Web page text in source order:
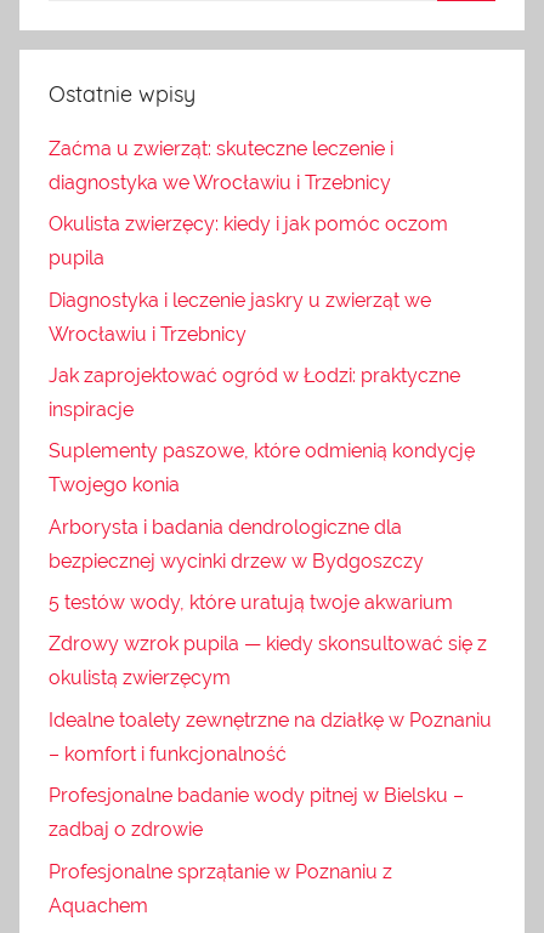
Ostatnie wpisy
Zaćma u zwierząt: skuteczne leczenie i
diagnostyka we Wrocławiu i Trzebnicy
Okulista zwierzęcy: kiedy i jak pomóc oczom
pupila
Diagnostyka i leczenie jaskry u zwierząt we
Wrocławiu i Trzebnicy
Jak zaprojektować ogród w Łodzi: praktyczne
inspiracje
Suplementy paszowe, które odmienią kondycję
Twojego konia
Arborysta i badania dendrologiczne dla
bezpiecznej wycinki drzew w Bydgoszczy
5 testów wody, które uratują twoje akwarium
Zdrowy wzrok pupila — kiedy skonsultować się z
okulistą zwierzęcym
Idealne toalety zewnętrzne na działkę w Poznaniu
– komfort i funkcjonalność
Profesjonalne badanie wody pitnej w Bielsku –
zadbaj o zdrowie
Profesjonalne sprzątanie w Poznaniu z
Aquachem